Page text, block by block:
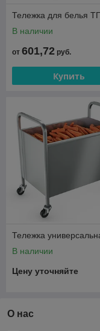
Тележка для белья
В наличии
от 601,72 руб.
Купить
Тележка
В наличии
Цену уточняйте
О нас